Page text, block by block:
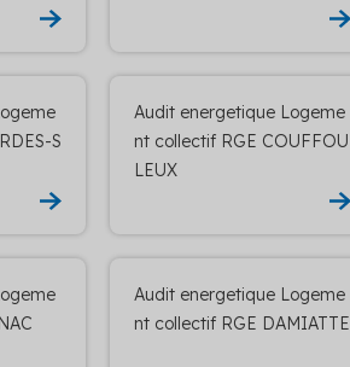
S
Audit energetique Logeme
nt collectif RGE COUFFOU
LEUX
Audit energetique Logeme
nt collectif RGE DAMIATTE